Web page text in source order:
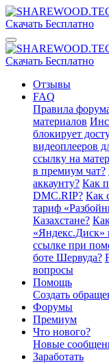
Отзывы
FAQ
Правила
материалов
блокирует
видеоплееров
ссылку на
в премиум чат?
аккаунту? Как
DMC.RIP? Как
тариф
Казахстане?
«Яндекс.Диск»
ссылке при
боте Шервуда?
вопросы
Помощь
Создать
Форумы
Премиум
Что нового?
Новые
Заработать